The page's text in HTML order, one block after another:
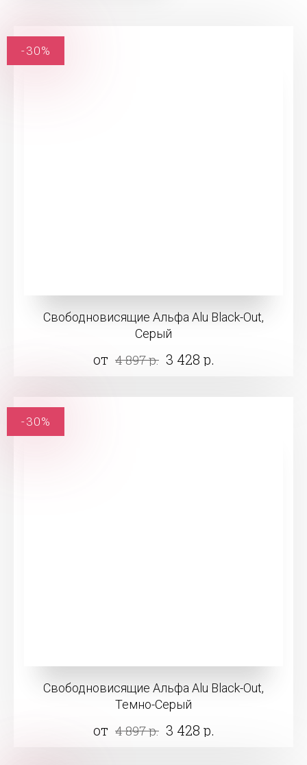
Свободновисящие Альфа Alu Black-Out,
Серый
от 4 897 р. 3 428 р.
-30%
Свободновисящие Альфа Alu Black-Out,
Темно-Серый
от 4 897 р. 3 428 р.
-30%